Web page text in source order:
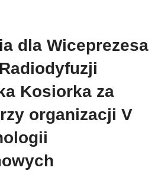
dla Wiceprezesa
Kosiorka za
organizacji V